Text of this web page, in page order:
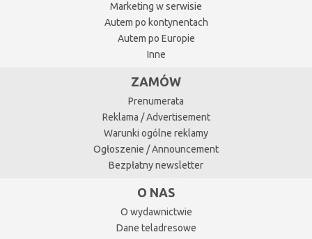
Marketing w serwisie
Autem po kontynentach
Autem po Europie
Inne
ZAMÓW
Prenumerata
Reklama / Advertisement
Warunki ogólne reklamy
Ogłoszenie / Announcement
Bezpłatny newsletter
O NAS
O wydawnictwie
Dane teladresowe